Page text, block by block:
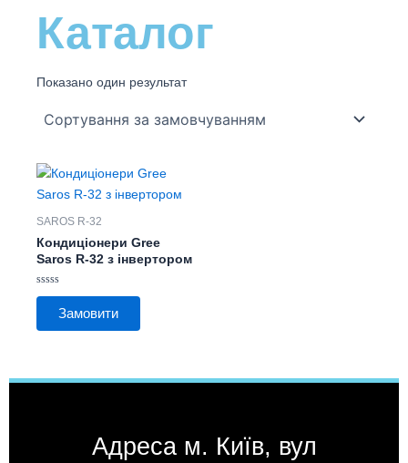
Каталог
Показано один результат
SAROS R-32
Кондиціонери Gree
Saros R-32 з інвертором
Оцінено
з
Замовити
Цей
товар
варіантів.
можна
товару
Адреса м. Київ, вул